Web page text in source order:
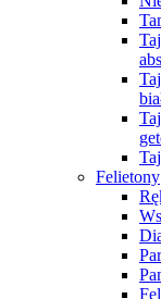
Felietony